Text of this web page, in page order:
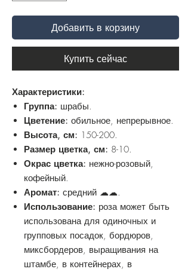
Добавить в корзину
Купить сейчас
Характеристики:
Группа: шрабы.
Цветение: обильное, непрерывное.
Высота, см: 150-200.
Размер цветка, см: 8-10.
Окрас цветка: нежно-розовый,
кофейный.
Аромат: средний ☁☁.
Использование: роза может быть
использована для одиночных и
групповых посадок, бордюров,
миксбордеров, выращивания на
штамбе, в контейнерах, в